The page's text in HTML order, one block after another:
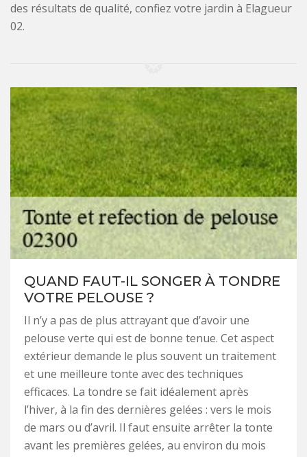
des résultats de qualité, confiez votre jardin à Elagueur
02.
QUAND FAUT-IL SONGER À TONDRE
VOTRE PELOUSE ?
Il n’y a pas de plus attrayant que d’avoir une
pelouse verte qui est de bonne tenue. Cet aspect
extérieur demande le plus souvent un traitement
et une meilleure tonte avec des techniques
efficaces. La tondre se fait idéalement après
l’hiver, à la fin des dernières gelées : vers le mois
de mars ou d’avril. Il faut ensuite arrêter la tonte
avant les premières gelées, au environ du mois